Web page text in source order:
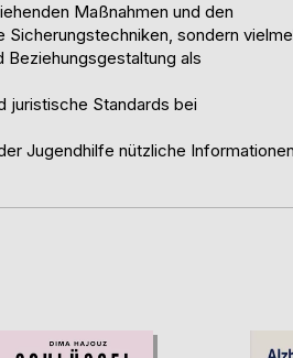
Maßnahmen und den
sondern
Beziehungsgestaltung als
juristische Standards bei
Jugendhilfe nützliche